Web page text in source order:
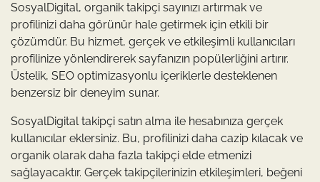
SosyalDigital, organik takipçi sayınızı artırmak ve
profilinizi daha görünür hale getirmek için etkili bir
çözümdür. Bu hizmet, gerçek ve etkileşimli kullanıcıları
profilinize yönlendirerek sayfanızın popülerliğini artırır.
Üstelik, SEO optimizasyonlu içeriklerle desteklenen
benzersiz bir deneyim sunar.
SosyalDigital takipçi satın alma ile hesabınıza gerçek
kullanıcılar eklersiniz. Bu, profilinizi daha cazip kılacak ve
organik olarak daha fazla takipçi elde etmenizi
sağlayacaktır. Gerçek takipçilerinizin etkileşimleri, beğeni